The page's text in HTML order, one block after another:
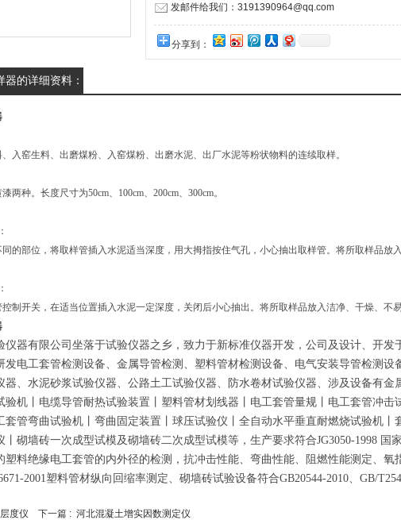
发邮件给我们：3191390964@qq.com
分享到：
的详细资料：
入窑生料、出磨煤粉、入窑煤粉、出磨水泥、出厂水泥等粉状物料的连续取样。
两种。长度尺寸为50cm、100cm、200cm、300cm。
同的部位，将取样管插入水泥适当深度，用大拇指按住气孔，小心抽出取样管。将所取样品放
制开关，在适当位置插入水泥一定深度，关闭后小心抽出。将所取样品放入洁净、干燥、不
仪器有限公司 坐落于试验仪器之乡，致力于新标准仪器开发，公司 及设计、开发
发电工套管检测设备、金属导管检测、塑料管材检测设备、 电气安装导管检测设
器、水泥砂浆试验仪器、公路土工试验仪器、防水卷材试验仪器、涉及设备有金
验机 丨电缆导管耐热试验装置丨塑料管材划线器丨电工套管量规丨电工套管冲击
套管弯曲试验机丨弯曲固定装置丨球压试验仪丨全自动水平垂直耐燃烧试验机丨
砌墙砖一次成型试模及砌墙砖二次成型试模等，生产要求符合JG3050-1998 国
塑料绝缘电工套管的内外径的检测，抗冲击性能、弯曲性能、阻燃性能测定、氧
2001塑料管材纵向回缩率测定、砌墙砖试验设备符合GB20544-2010、GB/
度仪 下一篇 : 河北混凝土增实因数测定仪